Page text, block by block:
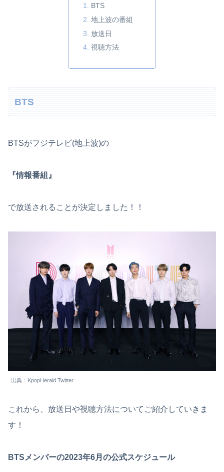
BTS
地上波の番組
放送日
視聴方法
BTS
BTSがフジテレビ(地上波)の
『情報番組』
で放送されることが決定しました！！
出典：KpopHerald Twitter
これから、放送日や視聴方法についてご紹介していきま
す！
BTSメンバーの2023年6月の公式スケジュール